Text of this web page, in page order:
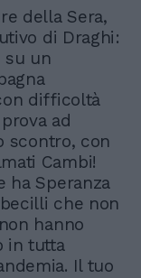
della Sera,
di Draghi:
su un
difficoltà
ad
scontro, con
Cambi!
ha Speranza
che non
hanno
in tutta
Il tuo